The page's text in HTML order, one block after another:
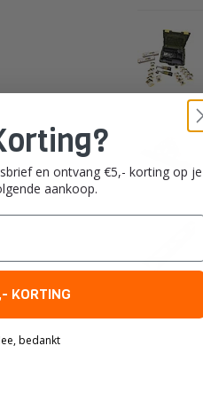
en ontvang €5,- korting op je
aankoop.
KORTING
bedankt